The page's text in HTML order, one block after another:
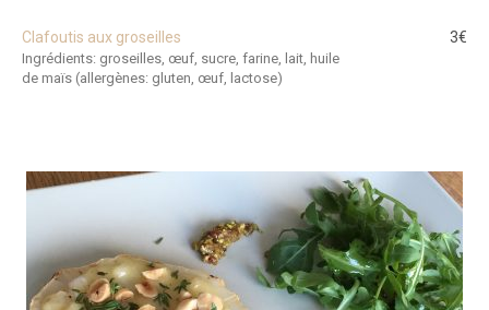
Clafoutis aux groseilles
Ingrédients: groseilles, œuf, sucre, farine, lait, huile
de maïs (allergènes: gluten, œuf, lactose)
3€